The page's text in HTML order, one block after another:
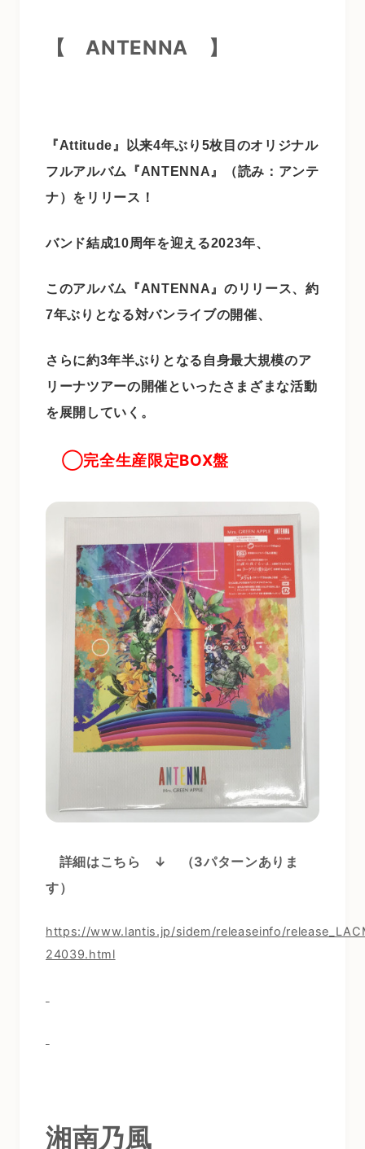
【 ANTENNA 】
『Attitude』以来4年ぶり5枚目のオリジナル
フルアルバム『ANTENNA』（読み：アンテ
ナ）をリリース！
バンド結成10周年を迎える2023年、
このアルバム『ANTENNA』のリリース、 約
7年ぶりとなる対バンライブの開催、
さらに約3年半ぶりとなる自身最大規模のア
リーナツアーの開催といったさまざまな活動
を展開していく。
◯完全生産限定BOX盤
詳細はこちら ↓
（3パターンありま
す）
https://www.lantis.jp/sidem/releaseinfo/
24039.html
湘南乃風